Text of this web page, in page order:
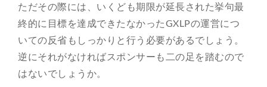
ただその際には、いくども期限が延長された挙句最
終的に目標を達成できたなかったGXLPの運営につ
いての反省もしっかりと行う必要があるでしょう。
逆にそれがなければスポンサーも二の足を踏むので
はないでしょうか。